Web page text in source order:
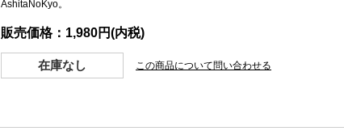
AshitaNoKyo。
販売価格：1,980円(内税)
在庫なし この商品について問い合わせる